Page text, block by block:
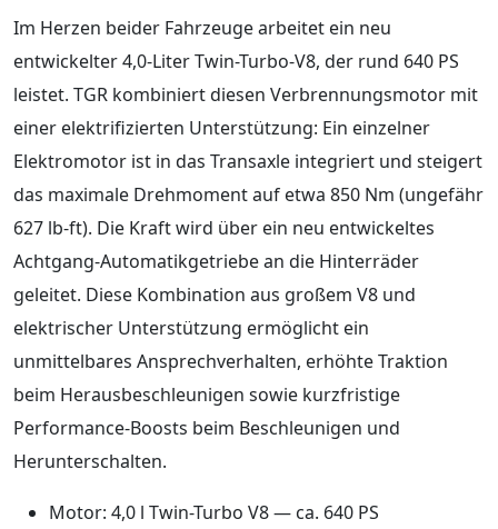
Im Herzen beider Fahrzeuge arbeitet ein neu
entwickelter 4,0-Liter Twin-Turbo-V8, der rund 640 PS
leistet. TGR kombiniert diesen Verbrennungsmotor mit
einer elektrifizierten Unterstützung: Ein einzelner
Elektromotor ist in das Transaxle integriert und steigert
das maximale Drehmoment auf etwa 850 Nm (ungefähr
627 lb-ft). Die Kraft wird über ein neu entwickeltes
Achtgang-Automatikgetriebe an die Hinterräder
geleitet. Diese Kombination aus großem V8 und
elektrischer Unterstützung ermöglicht ein
unmittelbares Ansprechverhalten, erhöhte Traktion
beim Herausbeschleunigen sowie kurzfristige
Performance-Boosts beim Beschleunigen und
Herunterschalten.
Motor: 4,0 l Twin-Turbo V8 — ca. 640 PS